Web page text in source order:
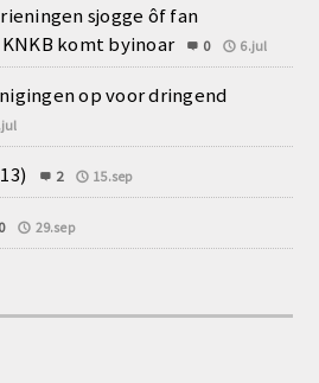
sjogge ôf fan
komt byinoar
0 6.jul
op voor dringend
2 15.sep
0 29.sep